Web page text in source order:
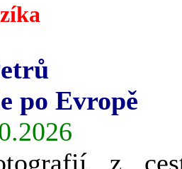
po Evropě
z